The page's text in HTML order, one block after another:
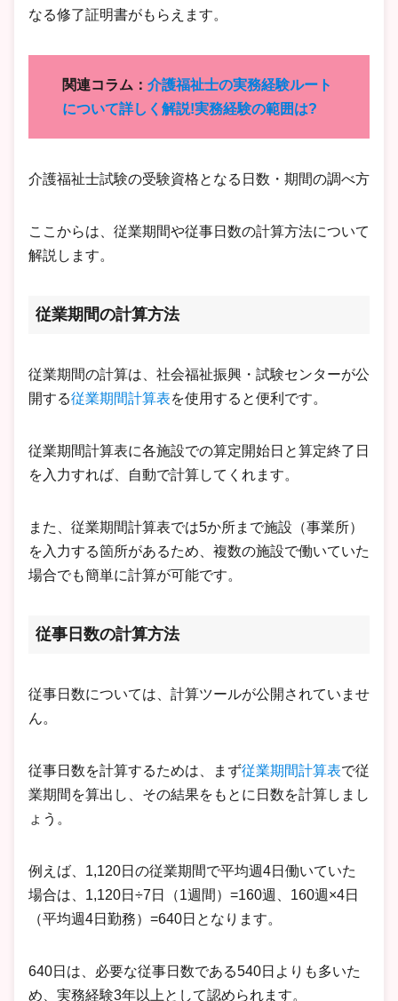
なる修了証明書がもらえます。
関連コラム： 介護福祉士の実務経験ルート
について詳しく解説!実務経験の範囲は?
介護福祉士試験の受験資格となる日数・期間の調べ方
ここからは、従業期間や従事日数の計算方法について
解説します。
従業期間の計算方法
従業期間の計算は、社会福祉振興・試験センターが公
開する従業期間計算表を使用すると便利です。
従業期間計算表に各施設での算定開始日と算定終了日
を入力すれば、自動で計算してくれます。
また、従業期間計算表では5か所まで施設（事業所）
を入力する箇所があるため、複数の施設で働いていた
場合でも簡単に計算が可能です。
従事日数の計算方法
従事日数については、計算ツールが公開されていませ
ん。
従事日数を計算するためは、まず従業期間計算表で従
業期間を算出し、その結果をもとに日数を計算しまし
ょう。
例えば、1,120日の従業期間で平均週4日働いていた
場合は、1,120日÷7日（1週間）=160週、160週×4日
（平均週4日勤務）=640日となります。
640日は、必要な従事日数である540日よりも多いた
め、実務経験3年以上として認められます。